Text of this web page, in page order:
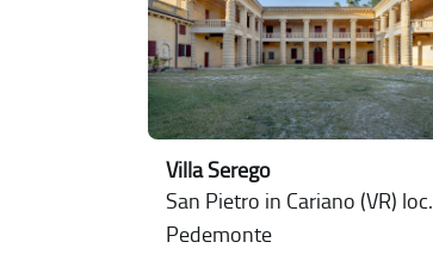
Villa Serego
San Pietro in Cariano (VR) loc.
Pedemonte